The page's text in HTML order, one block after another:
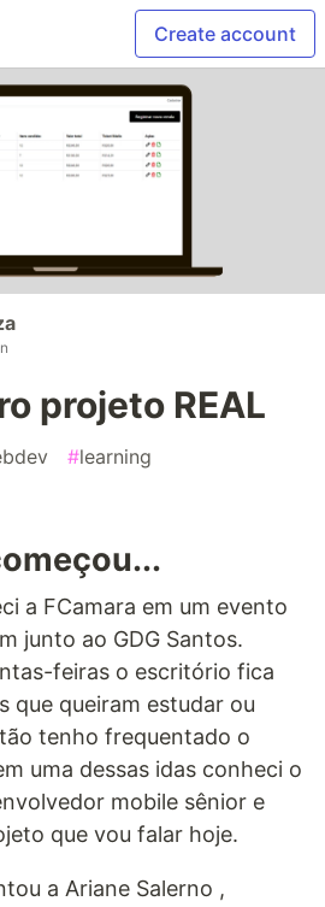
Create account
projeto REAL
#learning
a FCamara em um evento
junto ao GDG Santos.
feiras o escritório fica
que queiram estudar ou
tenho frequentado o
uma dessas idas conheci o
mobile sênior e
que vou falar hoje.
a Ariane Salerno ,